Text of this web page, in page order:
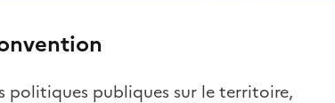
politiques publiques sur le territoire,